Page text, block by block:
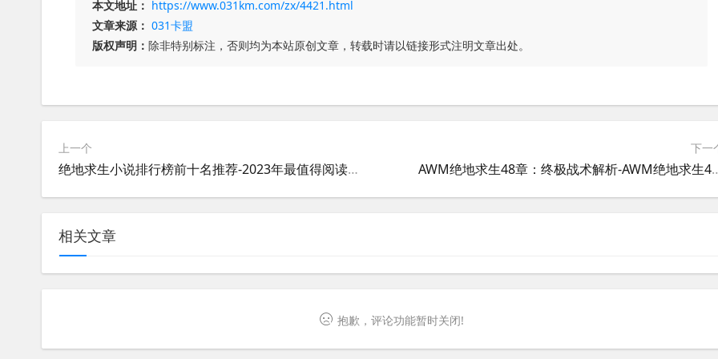
本文地址： https://www.031km.com/zx/4421.html
文章来源： 031卡盟
版权声明： 除非特别标注，否则均为本站原创文章，转载时请以链接形式注明文章出处。
上一个
绝地求生小说排行榜前十名推荐-2023年最值得阅读的绝地求生小说榜单
下一
AWM绝地求生48章：终极战
相关文章
抱歉，评论功能暂时关闭!